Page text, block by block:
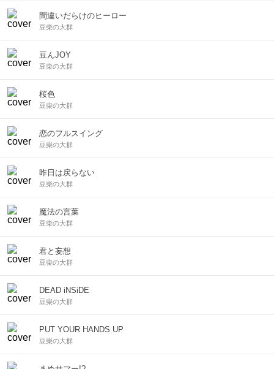
間違いだらけのヒーロー
豆柴の大群
豆んJOY
豆柴の大群
桜色
豆柴の大群
恋のフルスイング
豆柴の大群
昨日は戻らない
豆柴の大群
魔法の言葉
豆柴の大群
君と妄想
豆柴の大群
DEAD iNSiDE
豆柴の大群
PUT YOUR HANDS UP
豆柴の大群